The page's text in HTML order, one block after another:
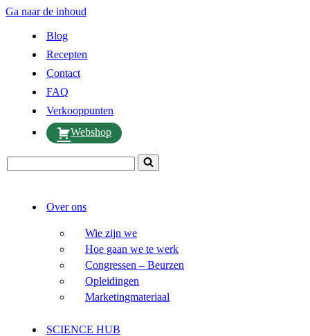
Ga naar de inhoud
Blog
Recepten
Contact
FAQ
Verkooppunten
Webshop
Zoek
naar...
Over ons
Wie zijn we
Hoe gaan we te werk
Congressen – Beurzen
Opleidingen
Marketingmateriaal
SCIENCE HUB